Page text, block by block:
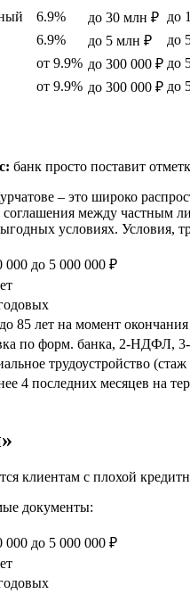
6.9% до 30 млн ₽ до
6.9% до 5 млн ₽ до
от 9.9% до 300 000 ₽ до
от 9.9% до 300 000 ₽ до
банк просто поставит
– это широко
между частным
условиях. Условия,
000 до 5 000 000 ₽
85 лет на момент окончания
по форм. банка, 2-НДФЛ,
трудоустройство
4 последних месяцев на
клиентам с плохой
документы:
000 до 5 000 000 ₽